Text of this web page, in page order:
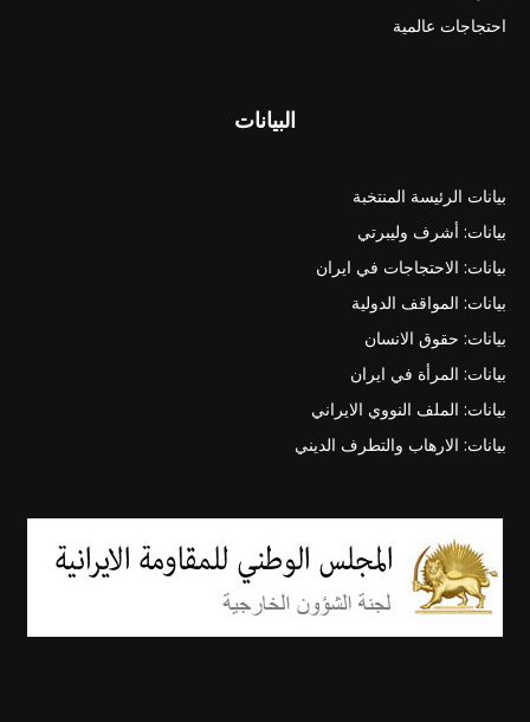
احتجاجات عالمية
البيانات
بيانات الرئيسة المنتخبة
بيانات: أشرف وليبرتي
بيانات: الاحتجاجات في ايران
بيانات: المواقف الدولية
بيانات: حقوق الانسان
بيانات: المرأة في ايران
بيانات: الملف النووي الايراني
بيانات: الارهاب والتطرف الديني